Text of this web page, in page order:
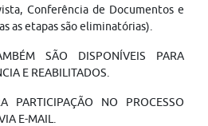
Conferência de Documentos e
as etapas são eliminatórias).
SÃO DISPONÍVEIS PARA
E REABILITADOS.
PARTICIPAÇÃO NO PROCESSO
E-MAIL.